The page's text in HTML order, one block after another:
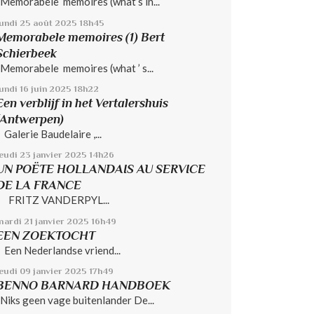
25 août 2025 18h45
memoires (1) Bert
memoires (what ’ s...
16 juin 2025 18h22
verblijf in het Vertalershuis
Baudelaire ,...
23 janvier 2025 14h26
POËTE HOLLANDAIS AU SERVICE
LA FRANCE
VANDERPYL...
21 janvier 2025 16h49
ZOEKTOCHT
Nederlandse vriend...
09 janvier 2025 17h49
BARNARD HANDBOEK
geen vage buitenlander De...